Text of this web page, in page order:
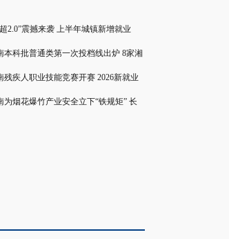
2.0”震撼来袭 上半年城镇新增就业
本科批普通类第一次投档线出炉 8家湘
残疾人职业技能竞赛开赛 2026新就业
为烟花爆竹产业安全立下“铁规矩” 长